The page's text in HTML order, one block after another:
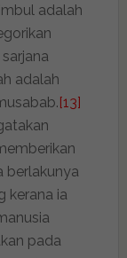
adalah
adalah
[13]
berlakunya
kerana ia
pada